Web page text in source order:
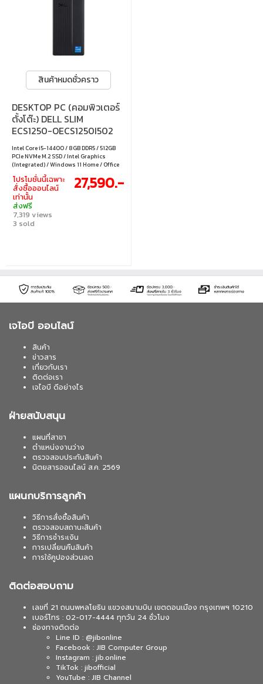
สินค้าหมดชั่วคราว
DESKTOP PC (คอมพิวเตอร์
ตั้งโต๊ะ) DELL SLIM
ECS1250-OECS1250I502
Intel Core i5-14400 / 8GB DDR5 / 512GB
PCIe NVMe M.2 SSD / Intel Graphics
(Integrated) / Windows 11 Home / Office
Home & Student 2024 / Microsoft 365
Basic
โปรโมชั่นนี้เฉพาะ
สั่งซื้อออนไลน์
เท่านั้น
ส่งฟรี
7,319 views
3 sold
27,590.-
เจไอบี ออนไลน์
สินค้า
ข่าวสาร
เกี่ยวกับเรา
ติดต่อเรา
เจไอบี ดีอย่างไร
ฝ่ายสนับสนุน
แผนที่สาขา
ตำแหน่งงานว่าง
ตรวจสอบประกันสินค้า
นิตยสารออนไลน์ ส.ค. 2569
แผนกบริการลูกค้า
วิธีการสั่งซื้อสินค้า
ตรวจสอบสถานะสินค้า
วิธีการชำระเงิน
การเปลี่ยนคืนสินค้า
การใช้คูปองส่วนลด
ติดต่อสอบถาม
เลขที่ 21 ถนนพหลโยธิน แขวงสนามบิน เขตดอนเมือง กรุงเทพฯ 10210
เบอร์โทร : 02-017-4444 ทุกวัน 24 ชั่วโมง
ช่องทางติดต่อ
Line ID : @jibonline
Facebook : JIB Computer Group
Instagram : jib.online
TikTok : jibofficial
YouTube : JIB Channel